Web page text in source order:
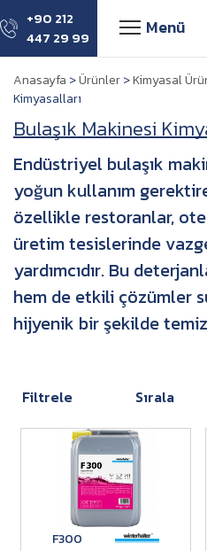
+90 212
447 29 99
Menü
Anasayfa >Ürünler>Kimyasal
Kimyasalları
Bulaşık Makinesi
Endüstriyel bulaşık
yoğun kullanım
özellikle restoranlar,
üretim tesislerinde
yardımcıdır. Bu
hem de etkili çözümler
hijyenik bir şekilde
Filtrele Sırala
F300